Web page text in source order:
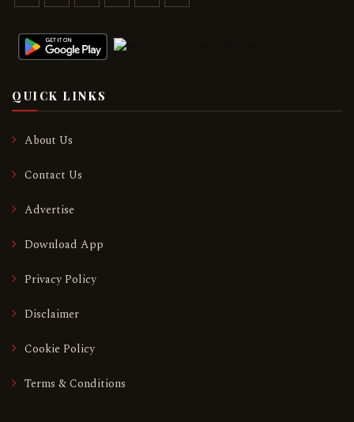
QUICK LINKS
About Us
Contact Us
Advertise
Download App
Privacy Policy
Disclaimer
Cookie Policy
Terms & Conditions